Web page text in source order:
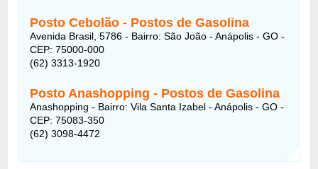
Posto Cebolão - Postos de Gasolina
Avenida Brasil, 5786 - Bairro: São João - Anápolis - GO -
CEP: 75000-000
(62) 3313-1920
Posto Anashopping - Postos de Gasolina
Anashopping - Bairro: Vila Santa Izabel - Anápolis - GO -
CEP: 75083-350
(62) 3098-4472